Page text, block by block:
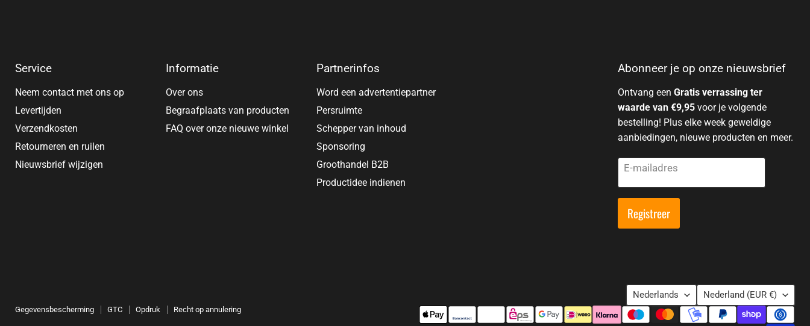
Service
Neem contact met ons op
Levertijden
Verzendkosten
Retourneren en ruilen
Nieuwsbrief wijzigen
Informatie
Over ons
Begraafplaats van producten
FAQ over onze nieuwe winkel
Partnerinfos
Word een advertentiepartner
Persruimte
Schepper van inhoud
Sponsoring
Groothandel B2B
Productidee indienen
Abonneer je op onze nieuwsbrief
Ontvang eenGratis verrassing ter
waarde van €9,95 voor je volgende
bestelling! Plus elke week geweldige
aanbiedingen, nieuwe producten en meer.
E-mailadres
Registreer
TaalNederlands LandNederland (EUR €)
Gegevensbescherming GTC Opdruk Recht op annulering